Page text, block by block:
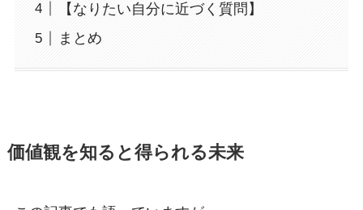
【なりたい自分に近づく質問】
まとめ
価値観を知ると得られる未来